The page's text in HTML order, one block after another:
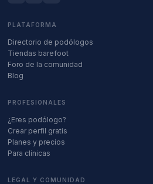
PLATAFORMA
Directorio de podólogos
Tiendas barefoot
Foro de la comunidad
Blog
PROFESIONALES
¿Eres podólogo?
Crear perfil gratis
Planes y precios
Para clínicas
LEGAL Y COMUNIDAD